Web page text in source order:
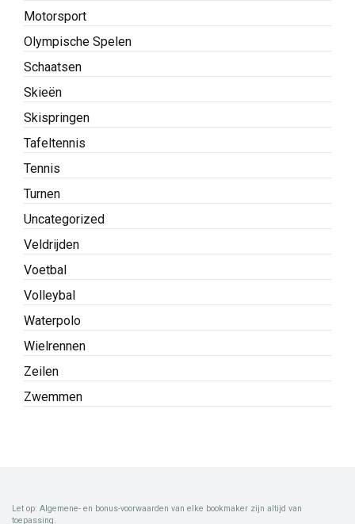
Motorsport
Olympische Spelen
Schaatsen
Skieën
Skispringen
Tafeltennis
Tennis
Turnen
Uncategorized
Veldrijden
Voetbal
Volleybal
Waterpolo
Wielrennen
Zeilen
Zwemmen
Let op: Algemene- en bonus-voorwaarden van elke bookmaker zijn altijd van
toepassing.